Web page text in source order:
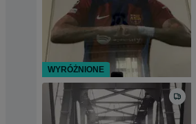
WYRÓŻNIONE